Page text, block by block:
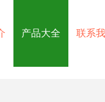
产品大全 联系